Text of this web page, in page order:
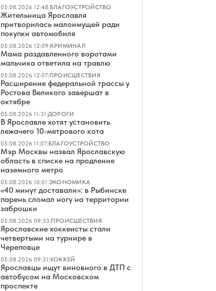
05.08.2026 12:48|БЛАГОУСТРОЙСТВО
Жительница Ярославля
притворилась малоимущей ради
покупки автомобиля
05.08.2026 12:09|КРИМИНАЛ
Мама раздавленного воротами
мальчика ответила на травлю
05.08.2026 12:07|ПРОИСШЕСТВИЯ
Расширение федеральной трассы у
Ростова Великого завершат в
октябре
05.08.2026 11:31|ДОРОГИ
В Ярославле хотят установить
лежачего 10-метрового кота
05.08.2026 11:07|БЛАГОУСТРОЙСТВО
Мэр Москвы назвал Ярославскую
область в списке на продление
наземного метро
05.08.2026 10:01|ЭКОНОМИКА
«40 минут доставали»: в Рыбинске
парень сломал ногу на территории
заброшки
05.08.2026 09:33|ПРОИСШЕСТВИЯ
Ярославские хоккеисты стали
четвертыми на турнире в
Череповце
05.08.2026 09:31|ХОККЕЙ
Ярославцы ищут виновного в ДТП с
автобусом на Московском
проспекте